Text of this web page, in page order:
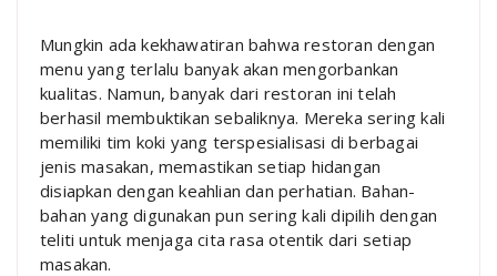
Mungkin ada kekhawatiran bahwa restoran dengan
menu yang terlalu banyak akan mengorbankan
kualitas. Namun, banyak dari restoran ini telah
berhasil membuktikan sebaliknya. Mereka sering kali
memiliki tim koki yang terspesialisasi di berbagai
jenis masakan, memastikan setiap hidangan
disiapkan dengan keahlian dan perhatian. Bahan-
bahan yang digunakan pun sering kali dipilih dengan
teliti untuk menjaga cita rasa otentik dari setiap
masakan.